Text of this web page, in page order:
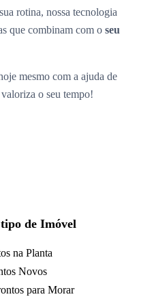
rotina, nossa tecnologia
que combinam com o seu
mesmo com a ajuda de
o seu tempo!
de Imóvel
na Planta
Novos
para Morar